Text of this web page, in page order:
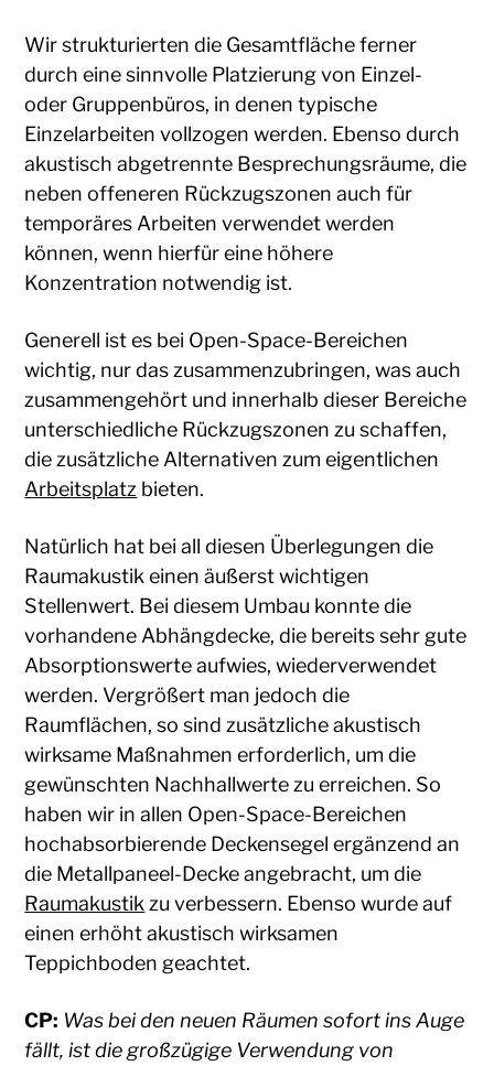
Wir strukturierten die Gesamtfläche ferner
durch eine sinnvolle Platzierung von Einzel-
oder Gruppenbüros, in denen typische
Einzelarbeiten vollzogen werden. Ebenso durch
akustisch abgetrennte Besprechungsräume, die
neben offeneren Rückzugszonen auch für
temporäres Arbeiten verwendet werden
können, wenn hierfür eine höhere
Konzentration notwendig ist.
Generell ist es bei Open-Space-Bereichen
wichtig, nur das zusammenzubringen, was auch
zusammengehört und innerhalb dieser Bereiche
unterschiedliche Rückzugszonen zu schaffen,
die zusätzliche Alternativen zum eigentlichen
Arbeitsplatz bieten.
Natürlich hat bei all diesen Überlegungen die
Raumakustik einen äußerst wichtigen
Stellenwert. Bei diesem Umbau konnte die
vorhandene Abhängdecke, die bereits sehr gute
Absorptionswerte aufwies, wiederverwendet
werden. Vergrößert man jedoch die
Raumflächen, so sind zusätzliche akustisch
wirksame Maßnahmen erforderlich, um die
gewünschten Nachhallwerte zu erreichen. So
haben wir in allen Open-Space-Bereichen
hochabsorbierende Deckensegel ergänzend an
die Metallpaneel-Decke angebracht, um die
Raumakustik zu verbessern. Ebenso wurde auf
einen erhöht akustisch wirksamen
Teppichboden geachtet.
CP: Was bei den neuen Räumen sofort ins Auge
fällt, ist die großzügige Verwendung von